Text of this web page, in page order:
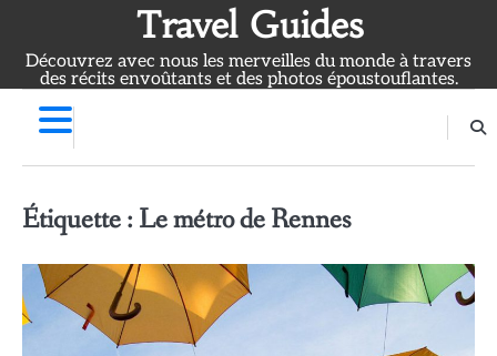
content
Travel Guides
Découvrez avec nous les merveilles du monde à travers
des récits envoûtants et des photos époustouflantes.
Étiquette : Le métro de Rennes